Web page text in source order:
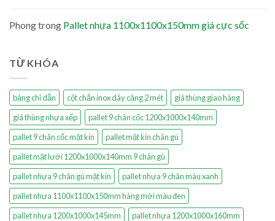
Phongtrong Pallet nhựa 1100x1100x150mm giá cực sốc
TỪ KHÓA
bảng chỉ dẫn cột chắn inox dây căng 2 mét
giá thùng giao hàng
giá thùng nhựa xếp
pallet 9 chân cốc 1200x1000x140mm
pallet 9 chân cốc mặt kín
pallet mặt kín chân gù
pallet mặt lưới 1200x1000x140mm 9 chân gù
pallet nhựa 9 chân gù mặt kín
pallet nhựa 9 chân màu xanh
pallet nhựa 1100x1100x150mm hàng mới màu đen
pallet nhựa 1200x1000x145mm
pallet nhựa 1200x1000x160mm